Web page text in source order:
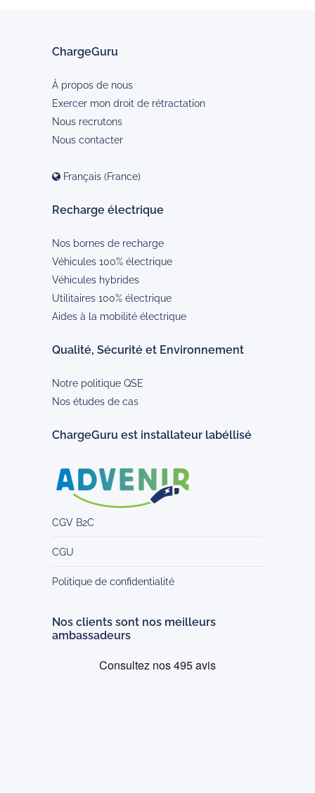
ChargeGuru
À propos de nous
Exercer mon droit de rétractation
Nous recrutons
Nous contacter
Français (France)
Recharge électrique
Nos bornes de recharge
Véhicules 100% électrique
Véhicules hybrides
Utilitaires 100% électrique
Aides à la mobilité électrique
Qualité, Sécurité et Environnement
Notre politique QSE
Nos études de cas
ChargeGuru est installateur labéllisé
CGV B2C
CGU
Politique de confidentialité
Nos clients sont nos meilleurs
ambassadeurs